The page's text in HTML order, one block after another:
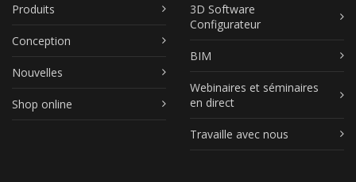
Produits
Conception
Nouvelles
Shop online
3D Software
Configurateur
BIM
Webinaires et séminaires
en direct
Travaille avec nous